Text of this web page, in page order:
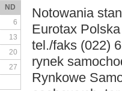
Notowania
Eurotax
tel./faks (022)
rynek
Rynkowe
ND
6
13
20
27